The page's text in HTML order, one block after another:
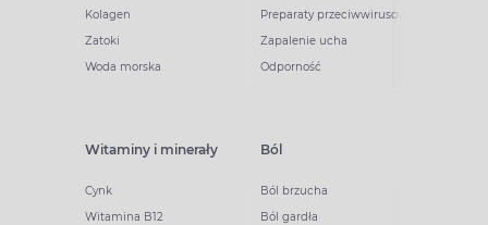
Kolagen
Zatoki
Woda morska
Preparaty przeciwwirusowe
Zapalenie ucha
Odporność
Witaminy i minerały
Cynk
Witamina B12
Ból
Ból brzucha
Ból gardła